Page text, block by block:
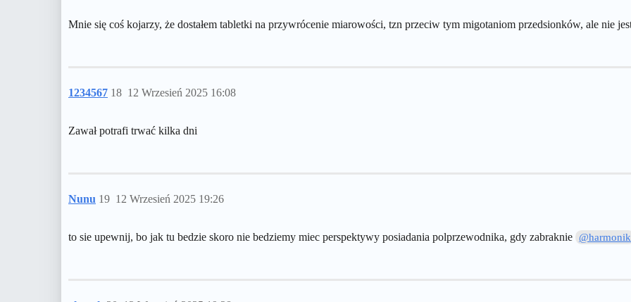
Mnie się coś kojarzy, że dostałem tabletki na przywrócenie miarowości, tzn przeciw tym migotaniom przedsionków, ale nie
1234567 12 Wrzesień 2025 16:08
18
Zawał potrafi trwać kilka dni
Nunu 12 Wrzesień 2025 19:26
19
to sie upewnij, bo jak tu bedzie skoro nie bedziemy miec perspektywy posiadania polprzewodnika, gdy zabraknie @harmonik